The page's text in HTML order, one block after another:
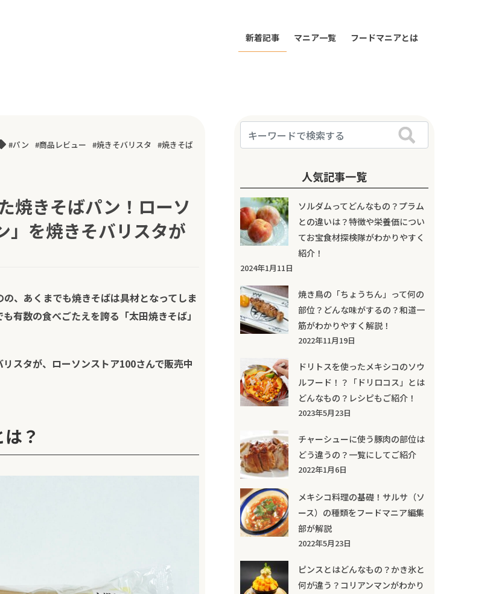
新着記事 マニア一覧 フードマニアとは
パン 商品レビュー 焼きそバリスタ 焼きそば
焼きそばパン！ローソ
」を焼きそバリスタが
、あくまでも焼きそばは具材となってしま
有数の食べごたえを誇る「太田焼きそば」
スタが、ローソンストア100さんで販売中
？
人気記事一覧
ソルダムってどんなもの？プラム
との違いは？特徴や栄養価につい
てお宝食材探検隊がわかりやすく
紹介！
2024年1月11日
焼き鳥の「ちょうちん」って何の
部位？どんな味がするの？和道一
筋がわかりやすく解説！
2022年11月19日
ドリトスを使ったメキシコのソウ
ルフード！？「ドリロコス」とは
どんなもの？レシピもご紹介！
2023年5月23日
チャーシューに使う豚肉の部位は
どう違うの？一覧にしてご紹介
2022年1月6日
メキシコ料理の基礎！サルサ（ソ
ース）の種類をフードマニア編集
部が解説
2022年5月23日
ピンスとはどんなもの？かき氷と
何が違う？コリアンマンがわかり